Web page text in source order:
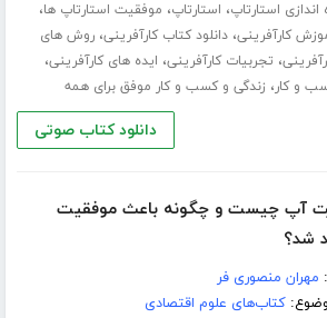
اندازی استارتاپ، استارتاپ، موفقیت استارتاپ ها،
کارآفرینی،دانلود کتاب کارآفرینی،روش های
، تجربیات کارآفرینی، ایده های کارآفرینی،
و کار، زندگی و کسب و کار موفق برای همه
دانلود کتاب صوتی
آپ چیست و چگونه باعث موفقیت
شد؟
مهران منصوری فر
کتاب‌های علوم اقتصادی